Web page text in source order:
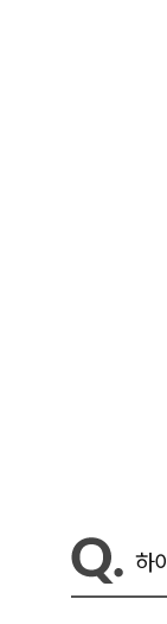
하